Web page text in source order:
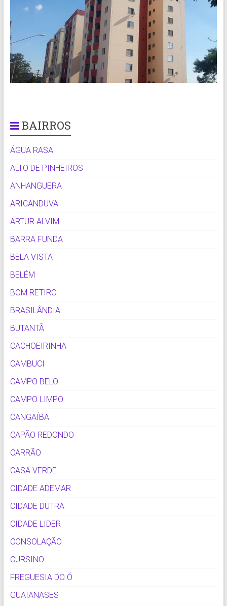
BAIRROS
ÁGUA RASA
ALTO DE PINHEIROS
ANHANGUERA
ARICANDUVA
ARTUR ALVIM
BARRA FUNDA
BELA VISTA
BELÉM
BOM RETIRO
BRASILÂNDIA
BUTANTÃ
CACHOEIRINHA
CAMBUCI
CAMPO BELO
CAMPO LIMPO
CANGAÍBA
CAPÃO REDONDO
CARRÃO
CASA VERDE
CIDADE ADEMAR
CIDADE DUTRA
CIDADE LIDER
CONSOLAÇÃO
CURSINO
FREGUESIA DO Ó
GUAIANASES